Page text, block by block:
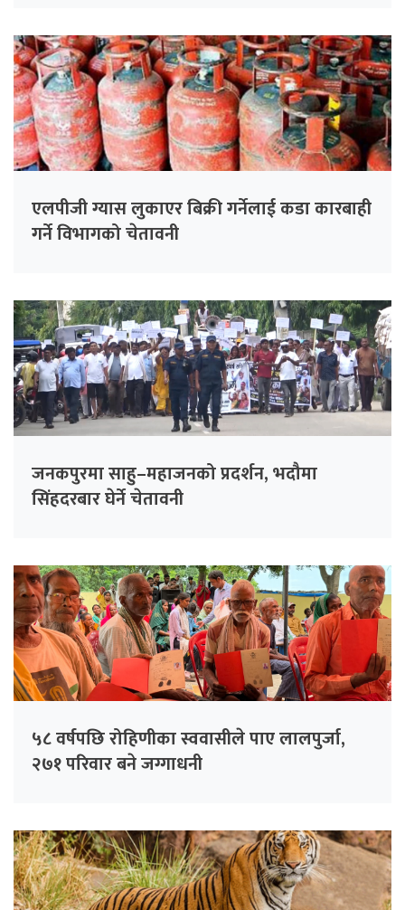
एलपीजी ग्यास लुकाएर बिक्री गर्नेलाई कडा कारबाही
गर्ने विभागको चेतावनी
जनकपुरमा साहु–महाजनको प्रदर्शन, भदौमा
सिंहदरबार घेर्ने चेतावनी
५८ वर्षपछि रोहिणीका स्ववासीले पाए लालपुर्जा,
२७१ परिवार बने जग्गाधनी